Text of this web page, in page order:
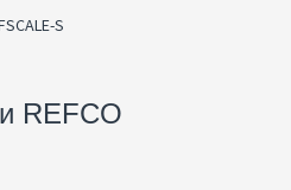
REFCO